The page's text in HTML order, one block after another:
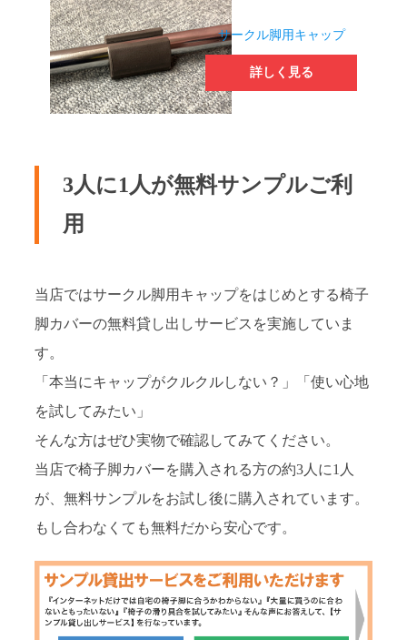
サークル脚用キャップ
詳しく見る
3人に1人が無料サンプルご利
用
当店ではサークル脚用キャップをはじめとする椅子
脚カバーの無料貸し出しサービスを実施していま
す。
「本当にキャップがクルクルしない？」「使い心地
を試してみたい」
そんな方はぜひ実物で確認してみてください。
当店で椅子脚カバーを購入される方の約3人に1人
が、無料サンプルをお試し後に購入されています。
もし合わなくても無料だから安心です。